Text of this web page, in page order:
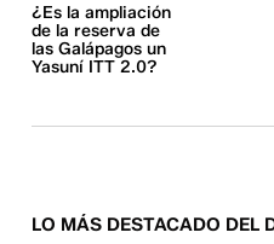
¿Es la ampliación
de la reserva de
las Galápagos un
Yasuní ITT 2.0?
LO MÁS DESTACADO DEL